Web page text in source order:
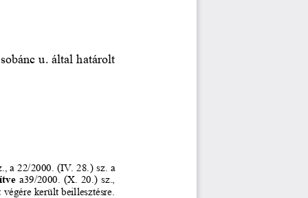
u. által határolt
a 22/2000. (IV. 28. ) sz. a
a39/2000.  (X.  20.)  sz.,
került beillesztésre.